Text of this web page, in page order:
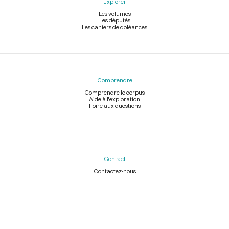
Les volumes
Les députés
Les cahiers de doléances
Comprendre
Comprendre le corpus
Aide à l'exploration
Foire aux questions
Contact
Contactez-nous
Légal